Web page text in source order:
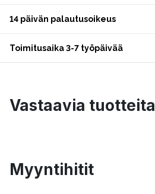
14 päivän palautusoikeus
Toimitusaika 3-7 työpäivää
Vastaavia tuotteita
Myyntihitit